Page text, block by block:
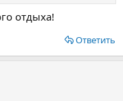
отдыха!
Ответить